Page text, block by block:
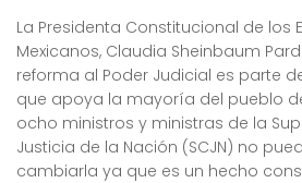
La Presidenta Constitucional de los
Mexicanos, Claudia Sheinbaum
reforma al Poder Judicial es parte
que apoya la mayoría del pueblo
ocho ministros y ministras de la
Justicia de la Nación (SCJN) no
cambiarla ya que es un hecho